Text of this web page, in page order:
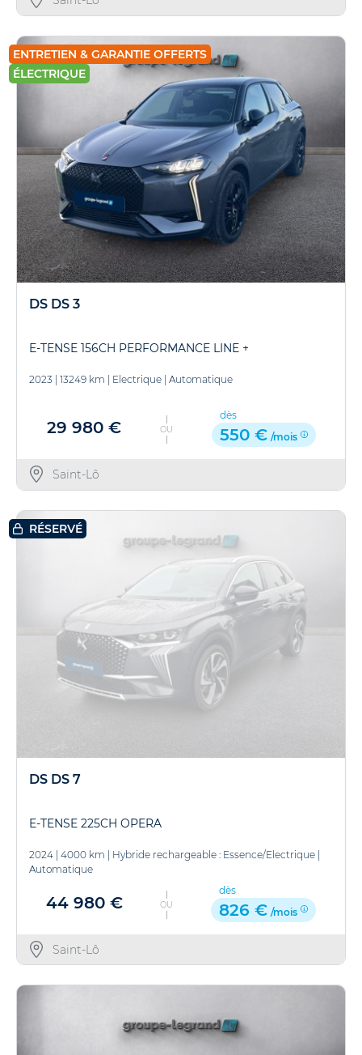
ENTRETIEN & GARANTIE OFFERTS
ÉLECTRIQUE
DS DS 3
E-TENSE 156CH PERFORMANCE LINE +
2023 13249 km Electrique Automatique
29 980 € OU
dès
550 € /mois
Saint-Lô
RÉSERVÉ
DS DS 7
E-TENSE 225CH OPERA
2024 | 4000 km | Hybride rechargeable : Essence/Electrique |
Automatique
44 980 € OU
dès
826 € /mois
Saint-Lô